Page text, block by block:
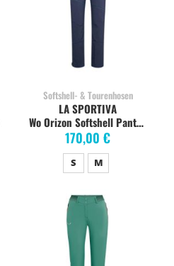
Softshell- & Tourenhosen
Wo Orizon Softshell Pants night sky
170,00 €
LA SPORTIVA
S M